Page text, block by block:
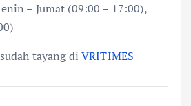
– Jumat (09:00 – 17:00),
tayang diVRITIMES